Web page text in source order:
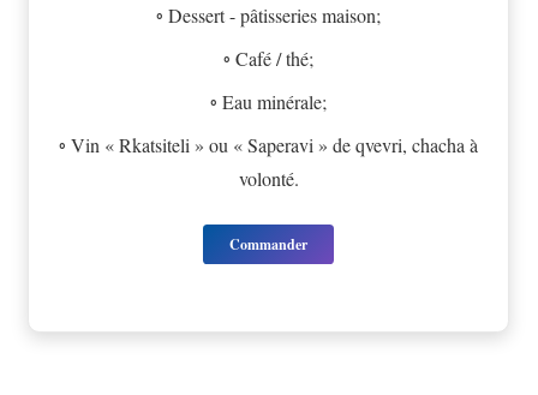
◦ Dessert - pâtisseries maison;
◦ Café / thé;
◦ Eau minérale;
◦ Vin « Rkatsiteli » ou « Saperavi » de qvevri, chacha à
volonté.
Commander